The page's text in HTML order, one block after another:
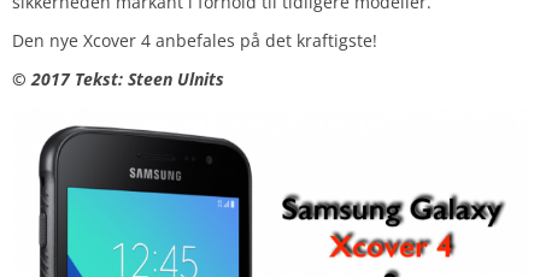
Den nye Xcover 4 anbefales på det kraftigste!
© 2017 Tekst: Steen Ulnits